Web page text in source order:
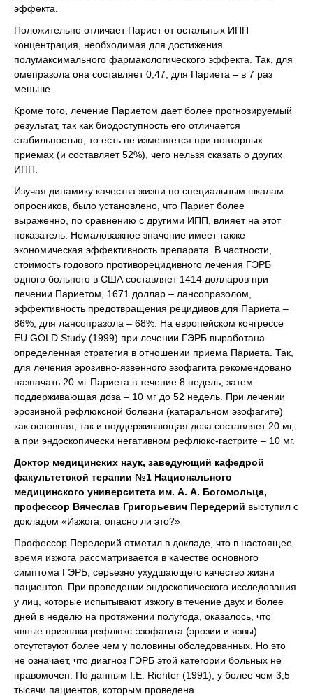
эффекта.
Положительно отличает Париет от остальных ИПП
концентрация, необходимая для достижения
полумаксимального фармакологического эффекта. Так, для
омепразола она составляет 0,47, для Париета – в 7 раз
меньше.
Кроме того, лечение Париетом дает более прогнозируемый
результат, так как биодоступность его отличается
стабильностью, то есть не изменяется при повторных
приемах (и составляет 52%), чего нельзя сказать о других
ИПП.
Изучая динамику качества жизни по специальным шкалам
опросников, было установлено, что Париет более
выраженно, по сравнению с другими ИПП, влияет на этот
показатель. Немаловажное значение имеет также
экономическая эффективность препарата. В частности,
стоимость годового противорецидивного лечения ГЭРБ
одного больного в США составляет 1414 долларов при
лечении Париетом, 1671 доллар – лансопразолом,
эффективность предотвращения рецидивов для Париета –
86%, для лансопразола – 68%. На европейском конгрессе
EU GOLD Study (1999) при лечении ГЭРБ выработана
определенная стратегия в отношении приема Париета. Так,
для лечения эрозивно-язвенного эзофагита рекомендовано
назначать 20 мг Париета в течение 8 недель, затем
поддерживающая доза – 10 мг до 52 недель. При лечении
эрозивной рефлюксной болезни (катаральном эзофагите)
как основная, так и поддерживающая доза составляет 20 мг,
а при эндоскопически негативном рефлюкс-гастрите – 10 мг.
Доктор медицинских наук, заведующий кафедрой
факультетской терапии №1 Национального
медицинского университета им. А. А. Богомольца,
профессор Вячеслав Григорьевич Передерий выступил с
докладом «Изжога: опасно ли это?»
Профессор Передерий отметил в докладе, что в настоящее
время изжога рассматривается в качестве основного
симптома ГЭРБ, серьезно ухудшающего качество жизни
пациентов. При проведении эндоскопического исследования
у лиц, которые испытывают изжогу в течение двух и более
дней в неделю на протяжении полугода, оказалось, что
явные признаки рефлюкс-эзофагита (эрозии и язвы)
отсутствуют более чем у половины обследованных. Но это
не означает, что диагноз ГЭРБ этой категории больных не
правомочен. По данным I.E. Riehter (1991), у более чем 3,5
тысячи пациентов, которым проведена